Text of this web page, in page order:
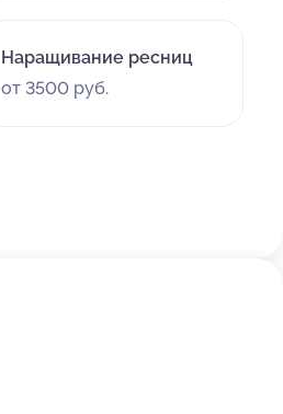
Наращивание ресниц
от 3500 руб.